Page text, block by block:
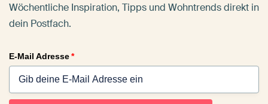
Wöchentliche Inspiration, Tipps und Wohntrends direkt in
dein Postfach.
E-Mail Adresse*